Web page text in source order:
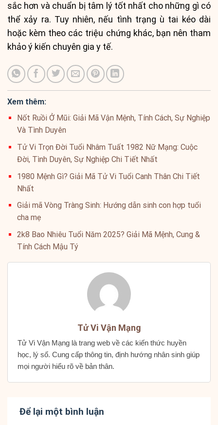
sắc hơn và chuẩn bị tâm lý tốt nhất cho những gì có
thể xảy ra. Tuy nhiên, nếu tình trạng ù tai kéo dài
hoặc kèm theo các triệu chứng khác, bạn nên tham
khảo ý kiến chuyên gia y tế.
Xem thêm:
Nốt Ruồi Ở Mũi: Giải Mã Vận Mệnh, Tính Cách, Sự Nghiệp
Và Tình Duyên
Tử Vi Trọn Đời Tuổi Nhâm Tuất 1982 Nữ Mạng: Cuộc
Đời, Tình Duyên, Sự Nghiệp Chi Tiết Nhất
1980 Mệnh Gì? Giải Mã Tử Vi Tuổi Canh Thân Chi Tiết
Nhất
Giải mã Vòng Tràng Sinh: Hướng dẫn sinh con hợp tuổi
cha mẹ
2k8 Bao Nhiêu Tuổi Năm 2025? Giải Mã Mệnh, Cung &
Tính Cách Mậu Tý
Tử Vi Vận Mạng
Tử Vi Vận Mạng là trang web về các kiến thức huyền
học, lý số. Cung cấp thông tin, định hướng nhân sinh giúp
mọi người hiểu rõ về bản thân.
Để lại một bình luận